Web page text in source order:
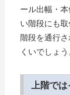
ール出幅・
い階段にも
階段を通行
くいでしょう
上階で